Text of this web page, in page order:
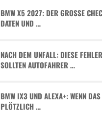
BMW X5 2027: DER GROSSE
ATEN UND …
NACH DEM UNFALL: DIESE FEHLER
SOLLTEN AUTOFAHRER …
BMW IX3 UND ALEXA+: WENN
PLÖTZLICH …